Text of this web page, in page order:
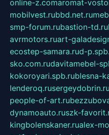
online-z.comaromat-
mobilvest.rubbd.net.ru
smp-forum.rubastion-td.ru
avrmotors.ruart-
ecostep-samara.rud-
sko.com.rudavitamebel-
kokoroyari.spb.rublesna-
lenderoq.rusergeydobrin.ru
people-of-art.ru
dynamoauto.ruszk-
kingbolenskaner.rualex-